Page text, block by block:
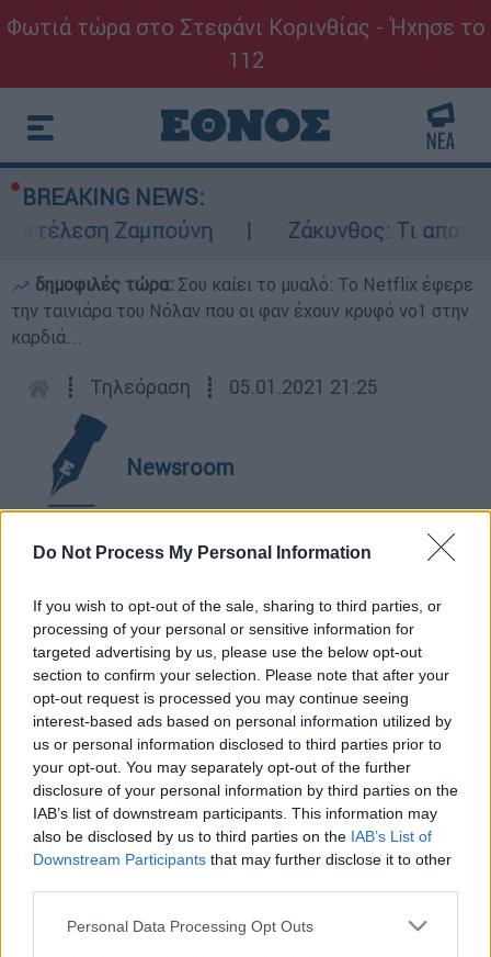
Do Not Process My Personal Information
If you wish to opt-out of the sale, sharing to third parties, or
processing of your personal or sensitive information for
targeted advertising by us, please use the below opt-out
section to confirm your selection. Please note that after your
opt-out request is processed you may continue seeing
interest-based ads based on personal information utilized by
us or personal information disclosed to third parties prior to
your opt-out. You may separately opt-out of the further
disclosure of your personal information by third parties on the
IAB’s list of downstream participants. This information may
also be disclosed by us to third parties on the IAB’s List of
Downstream Participants that may further disclose it to other
Please note that this website/app uses one or more Google
Personal Data Processing Opt Outs
Φωτιά τώρα στο Στεφάνι Κορινθίας - Ήχησε το
112
BREAKING NEWS:
Ζαμπούνη
Ζάκυνθος: Τι
δημοφιλές τώρα: Σου καίει το μυαλό: Το Netflix έφερε
την ταινιάρα του Νόλαν που οι φαν έχουν κρυφό νο1 στην
καρδιά...
┋ Τηλεόραση ┋ 05.01.2021 21:25
Newsroom
Θα τις ζήλευε και το Netflix: 3
δωρεάν απόψε στο ΕΡΤflix
Πατάς το play και… κολλάς.
Photo Credits: YouTube